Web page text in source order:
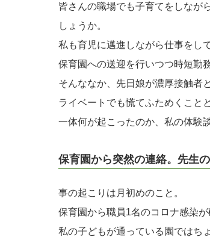
皆さんの職場でも子育てをしなが
しょうか。
私も育児に邁進しながら仕事をし
保育園への送迎を行いつつ時短勤
そんななか、先日娘が濃厚接触者
ライベートでも慌てふためくこと
一体何が起こったのか、私の体験
保育園から突然の連絡。先生
事の起こりは月初めのこと。
保育園から職員1名のコロナ感染
私の子どもが通っている園ではち